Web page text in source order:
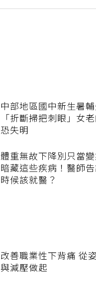
中部地區國中新生暑輔
「折斷掃把刺眼」女
恐失明
體重無故下降別只當
暗藏這些疾病！醫師
時候該就醫？
改善職業性下背痛 從
與減壓做起